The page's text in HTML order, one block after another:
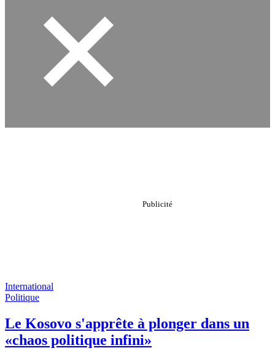
International
Politique
Le Kosovo s'apprête à plonger dans un
«chaos politique infini»